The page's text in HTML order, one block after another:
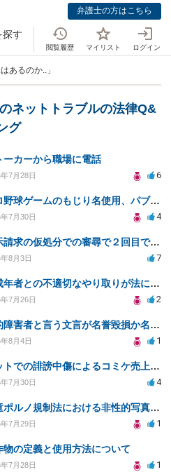
弁護士の方はこちら
探す
閲覧履歴 マイリスト ログイン
あるのか..」
ネットトラブルの法律Q&
グ
ーカーから職場に電話
7月28日 6
プロ野球ゲームのもじり名使用、パブリシティ権の影響は？
7月30日 4
開示請求の仮処分での審尋で２回目で終わらない場合どうしたらいいですか
8月3日 7
未成年者との不適切なやり取りが法に触れる可能性と対処法
7月26日 2
知的障害者と言う文言が名誉毀損か名誉感情の侵害になるか教えてほしい。
8月4日 1
ネットでの誹謗中傷によるコミケ売上減少、損害賠償は可能か？
7月30日 4
児童ポルノ規制法における非性的写真とテキストの扱いは？
7月29日 1
物の定義と使用方法について
7月28日 1